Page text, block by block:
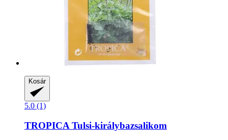
Kosár
5.0 (1)
TROPICA Tulsi-​királybazsalikom